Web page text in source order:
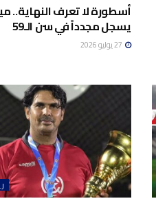
أسطورة لا تعرف النهاية..
يسجل مجدداً في سن الـ59